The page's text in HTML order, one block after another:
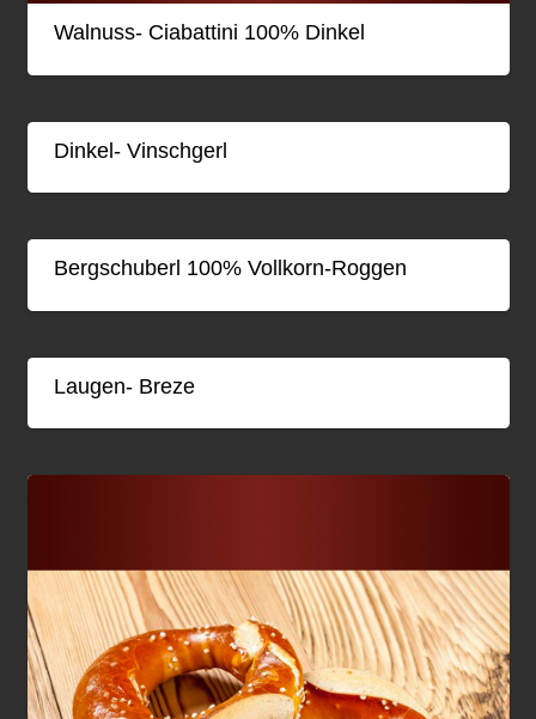
Walnuss- Ciabattini 100% Dinkel
Dinkel- Vinschgerl
Bergschuberl 100% Vollkorn-Roggen
Laugen- Breze